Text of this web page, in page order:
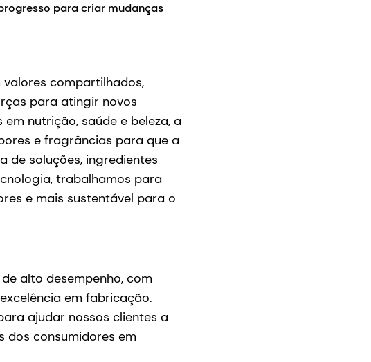
para criar mudanças
compartilhados,
para atingir novos
nutrição, saúde e beleza, a
e fragrâncias para que a
de soluções, ingredientes
trabalhamos para
e mais sustentável para o
alto desempenho, com
em fabricação.
ajudar nossos clientes a
dos consumidores em